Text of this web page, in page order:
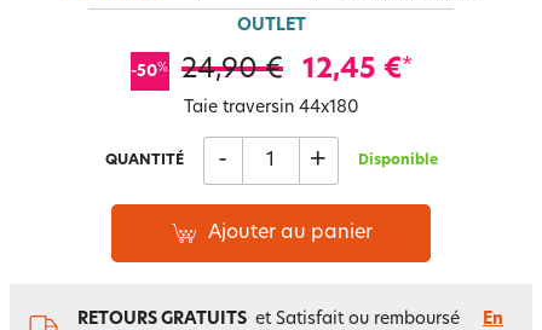
OUTLET
-50% 24,90 € 12,45 €*
Taie traversin 44x180
QUANTITÉ - + Disponible
Ajouter au panier
RETOURS GRATUITS et Satisfait ou remboursé
En